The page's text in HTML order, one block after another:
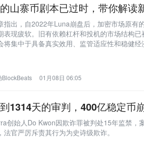
山寨币剧本已过时，带你解读
指出，自2022年Luna崩盘后，加密市场原有
表现疲软。旧有依赖杠杆和投机的市场结构
将集中于具备真实效用、监管适应性和稳健经
BlockBeats 01月08日 06:05
1314天的审判，400亿稳定币
创始人Do Kwon因欺诈罪被判处15年监禁，
法官严厉斥责其行为为史诗级欺诈。